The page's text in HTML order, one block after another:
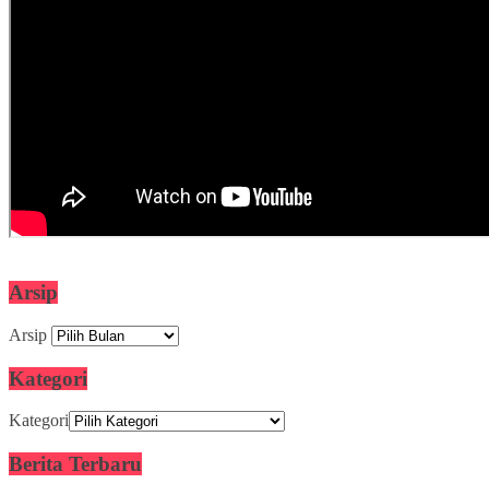
Arsip
Arsip
Kategori
Kategori
Berita Terbaru